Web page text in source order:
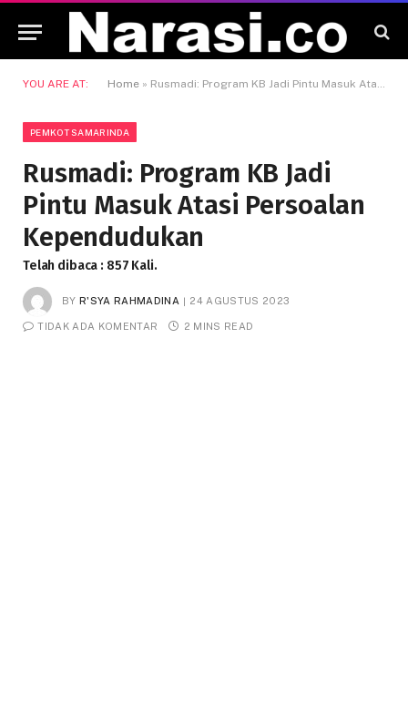
YOU ARE AT: Home » Rusmadi: Program KB Jadi Pintu Masuk Atasi Persoalan Kependudukan
PEMKOT SAMARINDA
Rusmadi: Program KB Jadi
Pintu Masuk Atasi Persoalan
Kependudukan
Telah dibaca : 857 Kali.
BY R'SYA RAHMADINA 24 AGUSTUS 2023
TIDAK ADA KOMENTAR 2 MINS READ